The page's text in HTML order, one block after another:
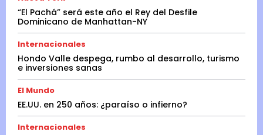
“El Pachá” será este año el Rey del Desfile
Dominicano de Manhattan-NY
Internacionales
Hondo Valle despega, rumbo al desarrollo, turismo
e inversiones sanas
El Mundo
EE.UU. en 250 años: ¿paraíso o infierno?
Internacionales